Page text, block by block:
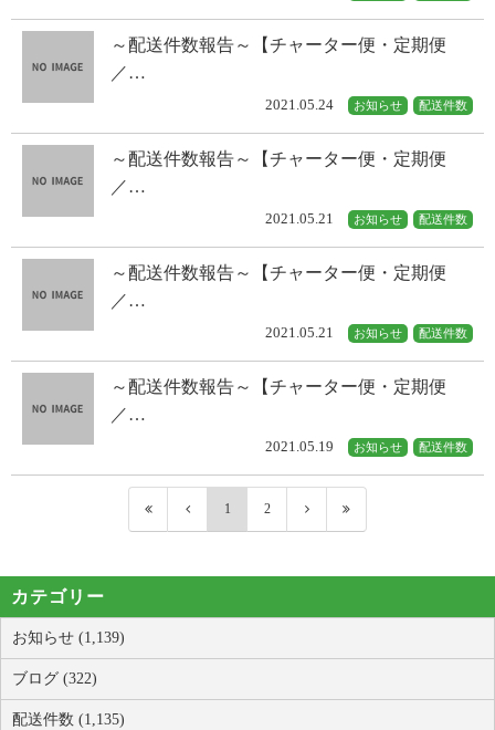
～配送件数報告～【チャーター便・定期便
／…
2021.05.24 お知らせ 配送件数
～配送件数報告～【チャーター便・定期便
／…
2021.05.21 お知らせ 配送件数
～配送件数報告～【チャーター便・定期便
／…
2021.05.21 お知らせ 配送件数
～配送件数報告～【チャーター便・定期便
／…
2021.05.19 お知らせ 配送件数
1 2
カテゴリー
お知らせ (1,139)
ブログ (322)
配送件数 (1,135)